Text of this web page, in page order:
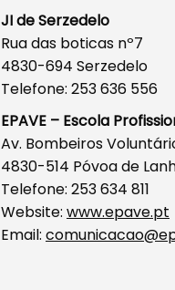
JI de Serzedelo
Rua das boticas nº7
4830-694 Serzedelo
Telefone: 253 636 556
EPAVE – Escola
Av. Bombeiros
4830-514 Póvoa de
Telefone: 253 634 811
Website: www.epave.pt
Email: